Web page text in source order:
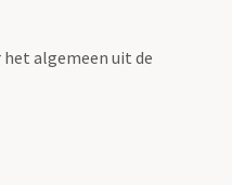
algemeen uit de